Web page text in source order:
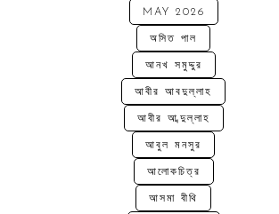
MAY 2026
অসিত পাল
আনখ সমুদ্দুর
আবীর আবদুল্লাহ
আবীর আব্দুল্লাহ
আবুল মনসুর
আলোকচিত্র
আসমা বীথি